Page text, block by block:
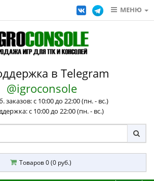
МЕНЮ
в Telegram
@igroconsole
заказов: с 10:00 до 22:00 (пн. - вс.)
с 10:00 до 22:00 (пн. - вс.)
Товаров 0 (0 руб.)